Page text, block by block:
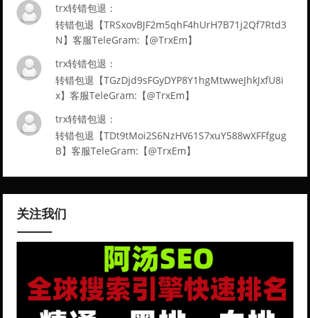
trx转错包退：
转错包退【TRSxovBJF2m5qhF4hUrH7B71j2Qf7Rtd3
N】客服TeleGram:【@TrxEm】
trx转错包退：
转错包退【TGzDjd9sFGyDYP8Y1hgMtwweJhkJxfU8i
x】客服TeleGram:【@TrxEm】
trx转错包退：
转错包退【TDt9tMoi2S6NzHV61S7xuY588wXFFfgug
B】客服TeleGram:【@TrxEm】
关注我们